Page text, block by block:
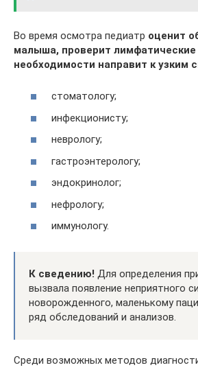
Во время осмотра педиатр оценит
малыша, проверит лимфатические
необходимости направит к узким
стоматологу;
инфекционисту;
неврологу;
гастроэнтерологу;
эндокринолог;
нефрологу;
иммунологу.
К сведению! Для определения
вызвала появление неприятного
новорожденного, маленькому
ряд обследований и анализов.
Среди возможных методов